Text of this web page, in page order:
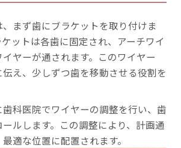
まず歯にブラケットを取り付けま
ットは各歯に固定され、アーチワイ
ヤーが通されます。このワイヤー
え、少しずつ歯を移動させる役割を
科医院でワイヤーの調整を行い、歯
ルします。この調整により、計画通
適な位置に配置されます。